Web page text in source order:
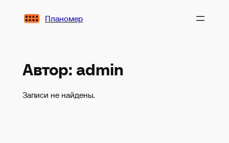
Планомер
Автор: admin
Записи не найдены.